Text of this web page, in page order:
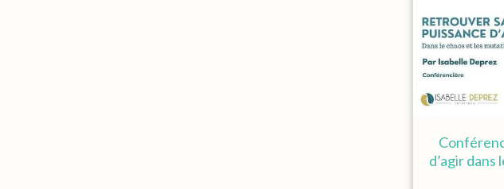
d’agir dans